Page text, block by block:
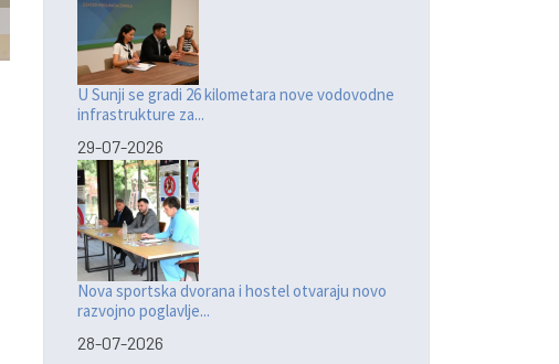
U Sunji se gradi 26 kilometara nove vodovodne
infrastrukture za...
29-07-2026
Nova sportska dvorana i hostel otvaraju novo
razvojno poglavlje...
28-07-2026